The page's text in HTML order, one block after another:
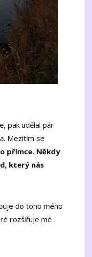
pak udělal pár
Mezitím se
přímce. Někdy
který nás
do toho mého
rozšiřuje mé